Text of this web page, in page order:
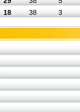
18 38 3